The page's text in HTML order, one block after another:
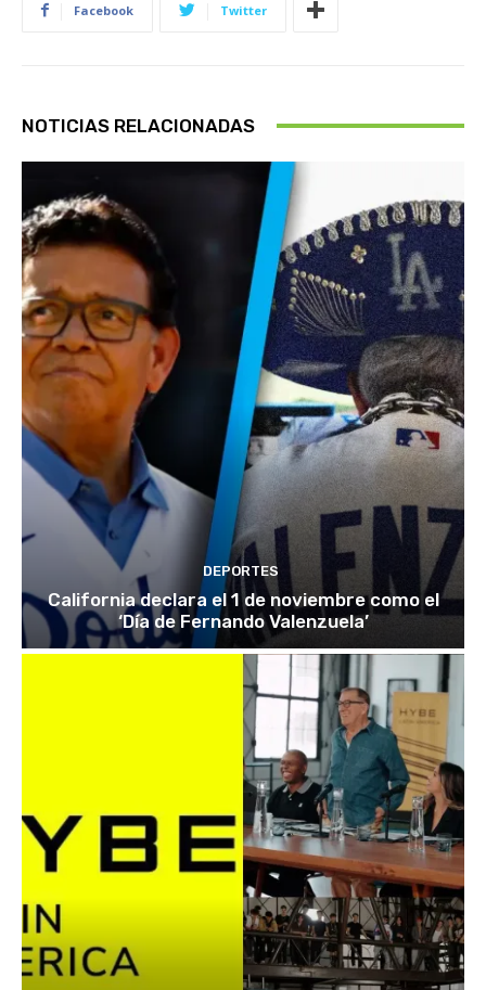
Facebook Twitter
NOTICIAS RELACIONADAS
DEPORTES
California declara el 1 de noviembre como el
‘Día de Fernando Valenzuela’